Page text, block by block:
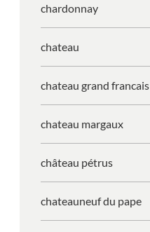
chardonnay
chateau
chateau grand francais
chateau margaux
château pétrus
chateauneuf du pape